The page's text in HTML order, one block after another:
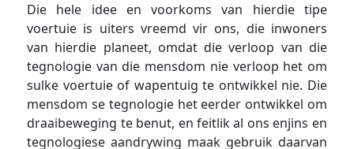
Die hele idee en voorkoms van hierdie tipe
voertuie is uiters vreemd vir ons, die inwoners
van hierdie planeet, omdat die verloop van die
tegnologie van die mensdom nie verloop het om
sulke voertuie of wapentuig te ontwikkel nie. Die
mensdom se tegnologie het eerder ontwikkel om
draaibeweging te benut, en feitlik al ons enjins en
tegnologiese aandrywing maak gebruik daarvan